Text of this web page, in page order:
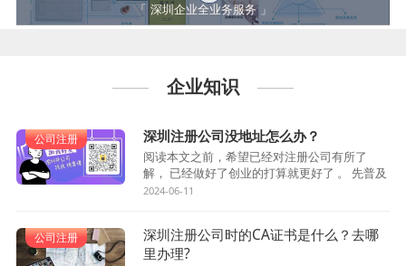
「 深圳企业全业务服务 」
企业知识
公司注册 深圳注册公司没地址怎么办？
阅读本文之前，希望已经对注册公司有所了
解， 已经做好了创业的打算就更好了 。 先普及
一个概念： 实审。指的是实际审查 ，通常是为
2024-06-11
公司注册
深圳注册公司时的CA证书是什么？去哪
里办理?